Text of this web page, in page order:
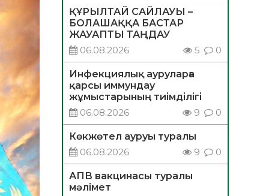
ҚҰРЫЛТАЙ САЙЛАУЫ –
БОЛАШАҚҚА БАСТАР
ЖАУАПТЫ ТАҢДАУ
06.08.2026
5 0
Инфекциялық ауруларға
қарсы иммундау
жұмыстарының тиімділігі
06.08.2026
9 0
Көкжөтел ауруы туралы
06.08.2026
9 0
АПВ вакцинасы туралы
мәлімет